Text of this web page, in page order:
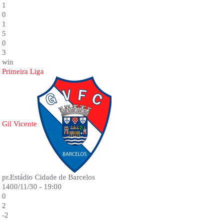
1
0
1
5
0
3
win
Primeira Liga
Gil Vicente
pr.Estádio Cidade de Barcelos
1400/11/30 - 19:00
0
2
-2